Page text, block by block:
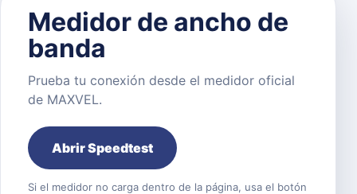
Medidor de ancho de
banda
Prueba tu conexión desde el medidor oficial
de MAXVEL.
Abrir Speedtest
Si el medidor no carga dentro de la página, usa el botón